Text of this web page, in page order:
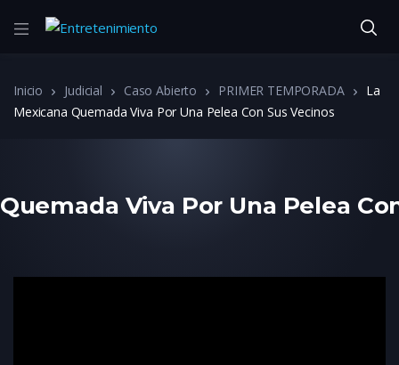
Inicio Judicial Caso Abierto PRIMER TEMPORADA
La
Mexicana Quemada Viva Por Una Pelea Con Sus Vecinos
Viva Por Una Pelea